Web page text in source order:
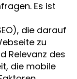
Es ist
die darauf
zu
Relevanz des
die mobile